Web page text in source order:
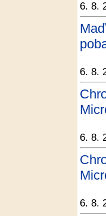
6. 8.
6. 8.
6. 8.
6. 8.